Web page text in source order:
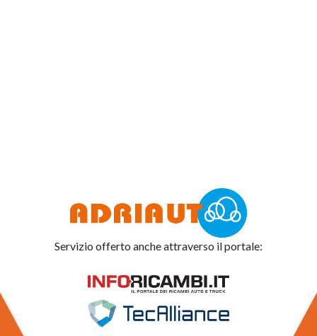
Servizio offerto anche attraverso il portale: